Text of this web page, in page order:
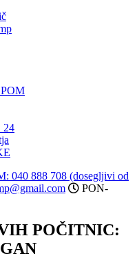
POM
24
040 888 708 (dosegljivi od
PON-
POČITNIC: